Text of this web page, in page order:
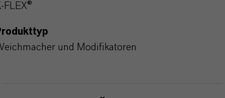
FLEX®
und Modifikatoren